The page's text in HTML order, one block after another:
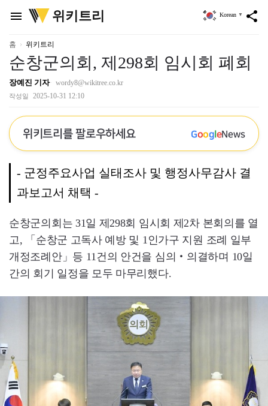
menu
위
키
리
위키트리 share
Korean ▼
홈 위키트리
순창군의회, 제298회 임시회 폐회
장예진 기자 wordy8@wikitree.co.kr
작성일 2025-10-31 12:10
위키트리를 팔로우하세요 GoogleNews
- 군정주요사업 실태조사 및 행정사무감사 결
과보고서 채택 -
순창군의회는 31일 제298회 임시회 제2차 본회의를 열
고, 「순창군 고독사 예방 및 1인가구 지원 조례 일부
개정조례안」등 11건의 안건을 심의‧의결하며 10일
간의 회기 일정을 모두 마무리했다.